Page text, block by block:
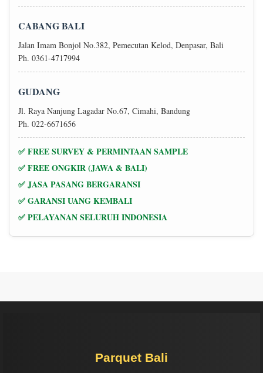
CABANG BALI
Jalan Imam Bonjol No.382, Pemecutan Kelod, Denpasar, Bali
Ph. 0361-4717994
GUDANG
Jl. Raya Nanjung Lagadar No.67, Cimahi, Bandung
Ph. 022-6671656
✅ FREE SURVEY & PERMINTAAN SAMPLE
✅ FREE ONGKIR (JAWA & BALI)
✅ JASA PASANG BERGARANSI
✅ GARANSI UANG KEMBALI
✅ PELAYANAN SELURUH INDONESIA
Parquet Bali